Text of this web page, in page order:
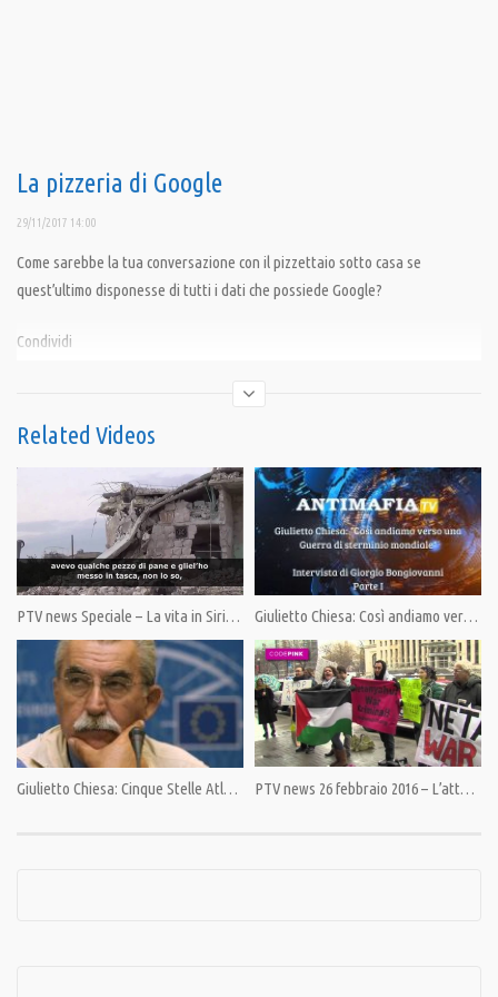
La pizzeria di Google
29/11/2017 14:00
Come sarebbe la tua conversazione con il pizzettaio sotto casa se
quest’ultimo disponesse di tutti i dati che possiede Google?
Condividi
Fuori da Matrix,PrimoPiano
Carta di credito,Controllo Giulietto Chiesa,Google,PandoraTV,Società di
Related Videos
PTV news Speciale – La vita in Siria ai tempi dell’Isis Giulietto Chiesa: Così andiamo verso una guerra di sterminio mondiale. (Prima parte)
Giulietto Chiesa: Cinque Stelle Atlantici DOC PTV news 26 febbraio 2016 – L’attacco in Siria motivato dal rifiuto di accettare il gasdotto del Qatar